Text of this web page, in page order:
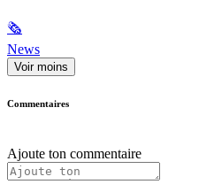
🗞
News
Voir moins
Commentaires
Ajoute ton commentaire